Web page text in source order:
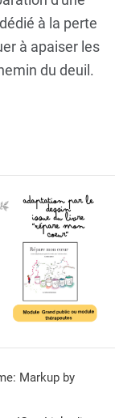
à la perte
à apaiser les
du deuil.
Markup by